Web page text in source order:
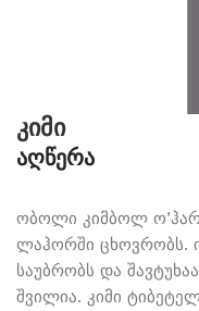
კიმი
აღწერა
ობოლი კიმბოლ
ლაჰორში ცხოვრობს.
საუბრობს და
შვილია. კიმი